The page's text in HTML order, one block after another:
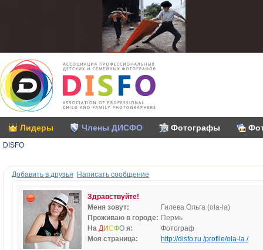
Лидеры Члены ДИСФО Фотографы
DISFO
Добавить в друзья Написать сообщение
Здравствуйте!
Меня зовут:
Гилева Ольга (ola-la)
Проживаю в городе: Пермь
На ДИСФО я:
Фотограф
Моя страница:
http://disfo.ru /profile/ola-la /